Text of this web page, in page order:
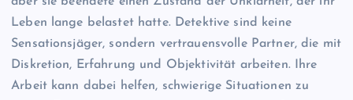
Leben lange belastet hatte. Detektive sind keine
Sensationsjäger, sondern vertrauensvolle Partner, die mit
Diskretion, Erfahrung und Objektivität arbeiten. Ihre
Arbeit kann dabei helfen, schwierige Situationen zu